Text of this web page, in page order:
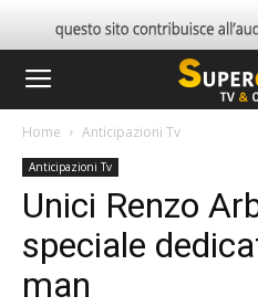
Home Anticipazioni Tv
Anticipazioni Tv
Unici Renzo
speciale
man